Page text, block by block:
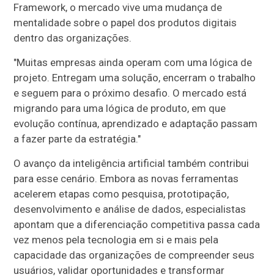
Framework, o mercado vive uma mudança de
mentalidade sobre o papel dos produtos digitais
dentro das organizações.
"Muitas empresas ainda operam com uma lógica de
projeto. Entregam uma solução, encerram o trabalho
e seguem para o próximo desafio. O mercado está
migrando para uma lógica de produto, em que
evolução contínua, aprendizado e adaptação passam
a fazer parte da estratégia."
O avanço da inteligência artificial também contribui
para esse cenário. Embora as novas ferramentas
acelerem etapas como pesquisa, prototipação,
desenvolvimento e análise de dados, especialistas
apontam que a diferenciação competitiva passa cada
vez menos pela tecnologia em si e mais pela
capacidade das organizações de compreender seus
usuários, validar oportunidades e transformar